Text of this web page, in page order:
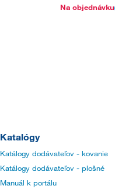
Na objednávku
Katalógy
Katálogy dodávateľov - kovanie
Katálogy dodávateľov - plošné
Manuál k portálu